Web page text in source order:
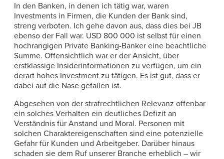
In den Banken, in denen ich tätig war, waren
Investments in Firmen, die Kunden der Bank sind,
streng verboten. Ich gehe davon aus, dass dies bei JB
ebenso der Fall war. USD 800 000 ist selbst für einen
hochrangigen Private Banking-Banker eine beachtliche
Summe. Offensichtlich war er der Ansicht, über
erstklassige Insiderinformationen zu verfügen, um ein
derart hohes Investment zu tätigen. Es ist gut, dass er
dabei auf die Nase gefallen ist.
Abgesehen von der strafrechtlichen Relevanz offenbar
ein solches Verhalten ein deutliches Defizit an
Verständnis für Anstand und Moral. Personen mit
solchen Charaktereigenschaften sind eine potenzielle
Gefahr für Kunden und Arbeitgeber. Darüber hinaus
schaden sie dem Ruf unserer Branche erheblich – wir